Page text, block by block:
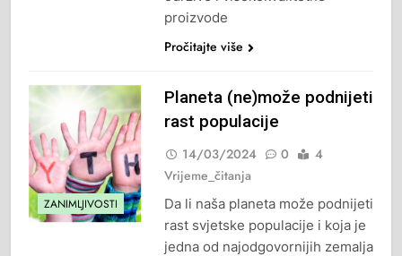
proizvode
Pročitajte više
ZANIMLJIVOSTI
Planeta (ne)može podnijeti
rast populacije
14/03/2024 0
4
Vrijeme_čitanja
Da li naša planeta može podnijeti
rast svjetske populacije i koja je
jedna od najodgovornijih zemalja